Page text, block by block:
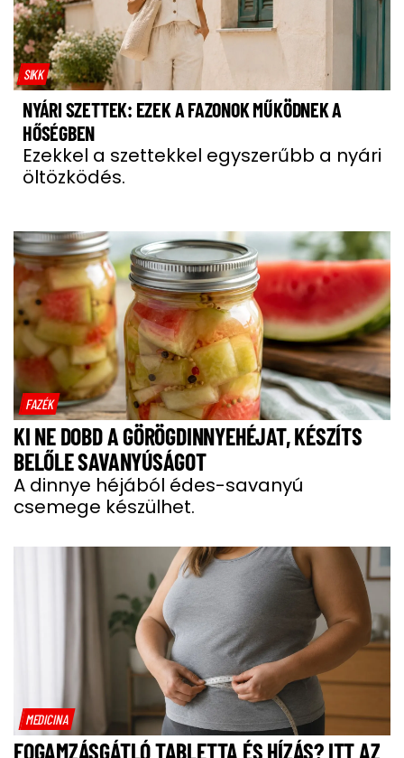
SIKK
NYÁRI SZETTEK: EZEK A FAZONOK MŰKÖDNEK A
HŐSÉGBEN
Ezekkel a szettekkel egyszerűbb a nyári
öltözködés.
FAZÉK
KI NE DOBD A GÖRÖGDINNYEHÉJAT, KÉSZÍTS
BELŐLE SAVANYÚSÁGOT
A dinnye héjából édes-savanyú
csemege készülhet.
MEDICINA
FOGAMZÁSGÁTLÓ TABLETTA ÉS HÍZÁS? ITT AZ